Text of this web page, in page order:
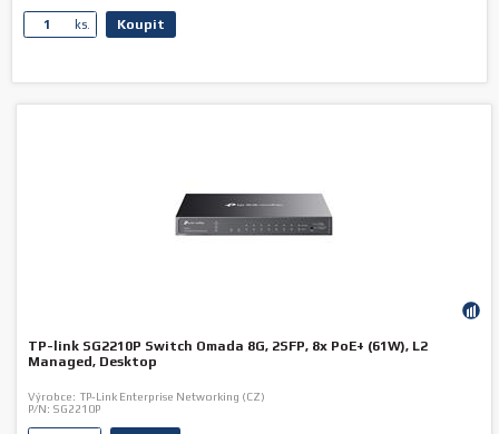
ks. Koupit
TP-link SG2210P Switch Omada 8G, 2SFP, 8x PoE+ (61W), L2
Managed, Desktop
Výrobce: TP-Link Enterprise Networking (CZ)
P/N: SG2210P